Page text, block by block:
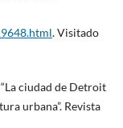
. Visitado
ciudad de Detroit
urbana”. Revista